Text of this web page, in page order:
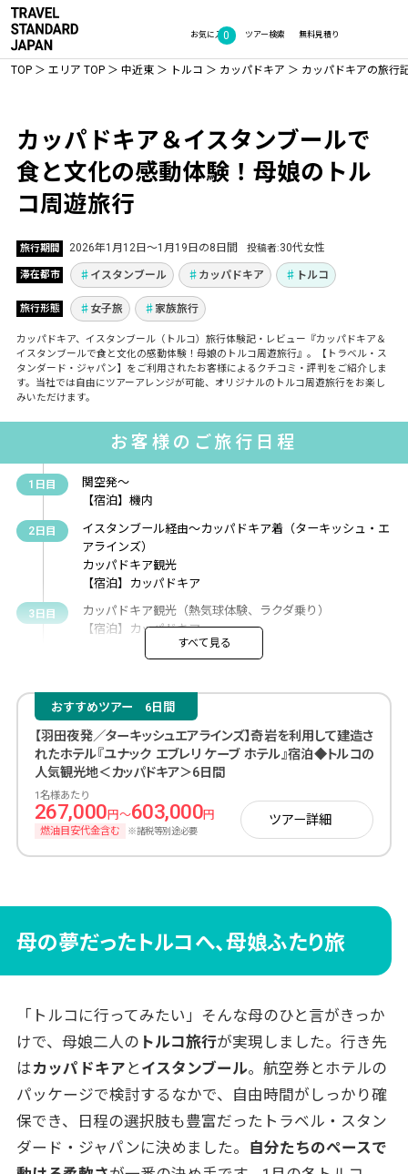
お気に入り
0 無料見積り
ツアー検索
TOP エリア TOP 中近東 トルコ カッパドキア カッパドキアの旅行
カッパドキア＆イスタンブールで
食と文化の感動体験！母娘のトル
コ周遊旅行
旅行期間 2026年1月12日〜1月19日の8日間 投稿者 30代女性
滞在都市 イスタンブール カッパドキア トルコ
旅行形態 女子旅 家族旅行
カッパドキア、イスタンブール（トルコ）旅行体験記・レビュー『カッパドキア＆
イスタンブールで食と文化の感動体験！母娘のトルコ周遊旅行』。【トラベル・ス
タンダード・ジャパン】をご利用されたお客様によるクチコミ・評判をご紹介しま
す。当社では自由にツアーアレンジが可能、オリジナルのトルコ周遊旅行をお楽し
みいただけます。
お客様のご旅行日程
1日目
関空発～
【宿泊】機内
2日目
イスタンブール経由～カッパドキア着（ターキッシュ・エ
アラインズ）
カッパドキア観光
【宿泊】カッパドキア
3日目
カッパドキア観光（熱気球体験、ラクダ乗り）
【宿泊】カッパドキア
カッパドキア周遊ツアー（ギョレメ野外博物館、パサバッ
【宿泊】カッパドキア
5日目
カッパドキア発～イスタンブール着（ターキッシュ・エア
ラインズ）
イスタンブール観光（グランドバザール）
【宿泊】イスタンブール
6日目
イスタンブール観光（スルタンアフメット・モスク、地下
宮殿、アヤソフィア、トプカプ宮殿、リュステム・パシ
ャ・ジャミ、イェニ・モスク）
【宿泊】イスタンブール
イスタンブール発～
8日目 関空着（ターキッシュ・エアラインズ）
すべて見る
おすすめツアー 6日間
【羽田夜発／ターキッシュエアラインズ】奇岩を利用して建造さ
れたホテル『ユナック エブレリ ケーブ ホテル』宿泊◆トルコの
人気観光地＜カッパドキア＞6日間
1名様あたり
267,000 円～603,000円
燃油目安代金含む ※諸税等別途必要
ツアー詳細
母の夢だったトルコへ、母娘ふたり旅
「トルコに行ってみたい」そんな母のひと言がきっか
けで、母娘二人の トルコ旅行が実現しました。行き先
はカッパドキア とイスタンブール。航空券とホテルの
パッケージで検討するなかで、自由時間がしっかり確
保でき、日程の選択肢も豊富だったトラベル・スタン
ダード・ジャパンに決めました。
自分たちのペースで